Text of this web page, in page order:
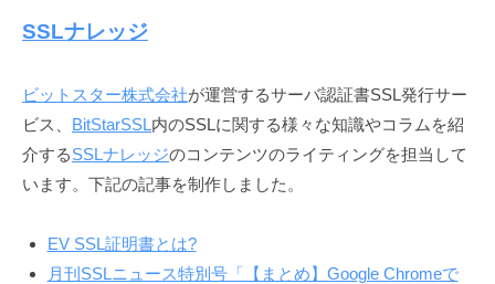
SSLナレッジ
ビットスター株式会社が運営するサーバ認証書SSL発行サー
ビス、 BitStarSSL内のSSLに関する様々な知識やコラムを紹
介するSSLナレッジのコンテンツのライティングを担当して
います。下記の記事を制作しました。
EV SSL証明書とは?
月刊SSLニュース特別号「【まとめ】Google Chromeで